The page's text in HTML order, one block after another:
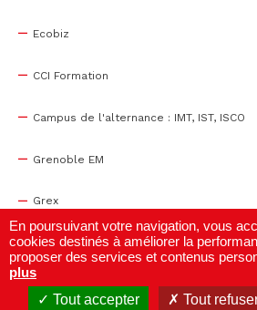
Ecobiz
CCI Formation
Campus de l'alternance : IMT, IST, ISCO
Grenoble EM
Grex
WTC Grenoble
Centre de congrès
En poursuivant votre navigation, vous
cookies destinés à améliorer la
proposer des services et contenus
plus
Tout accepter
Tout